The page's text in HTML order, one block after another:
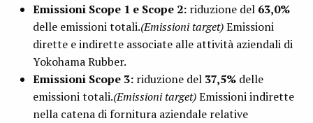
Emissioni Scope 1 e Scope 2:riduzione del 63,0%
delle emissioni totali.(Emissioni target)Emissioni
dirette e indirette associate alle attività aziendali di
Yokohama Rubber.
Emissioni Scope 3:riduzione del 37,5%delle
emissioni totali.(Emissioni target)Emissioni indirette
nella catena di fornitura aziendale relative